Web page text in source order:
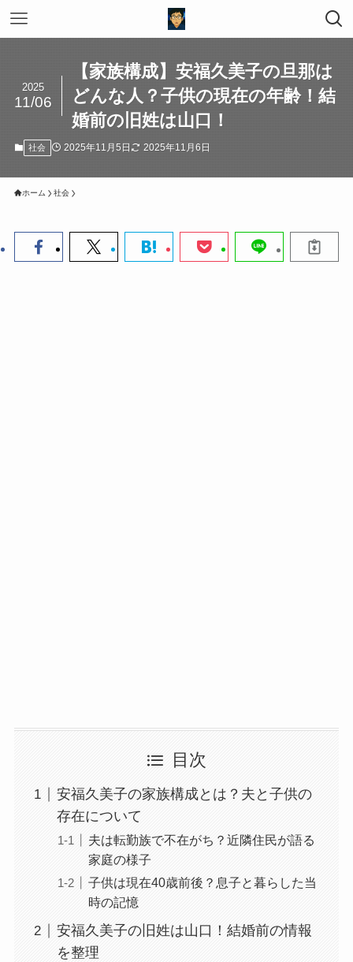
【家族構成】安福久美子の旦那は
どんな人？子供の現在の年齢！結
婚前の旧姓は山口！
2025
11/06
社会 2025年11月5日 2025年11月6日
ホーム 社会
目次
安福久美子の家族構成とは？夫と子供の
存在について
夫は転勤族で不在がち？近隣住民が語る
家庭の様子
子供は現在40歳前後？息子と暮らした当
時の記憶
安福久美子の旧姓は山口！結婚前の情報
を整理